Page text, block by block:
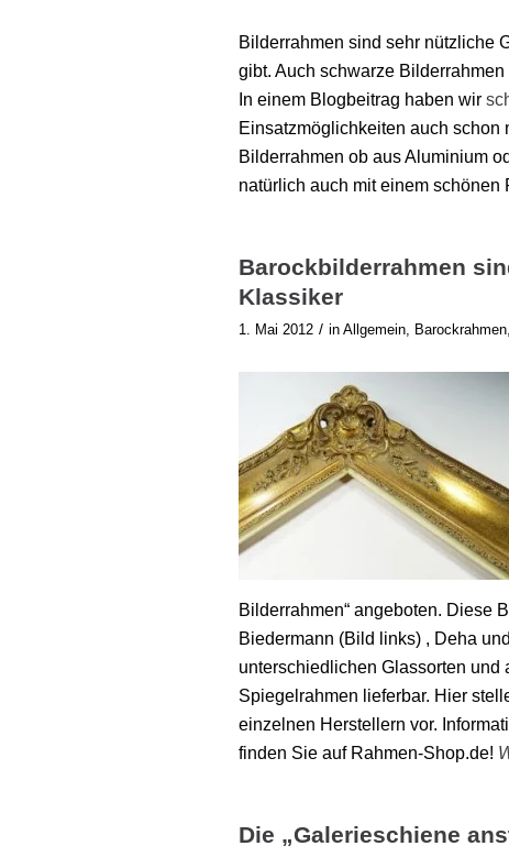
Bilderrahmen sind sehr nützliche
gibt. Auch schwarze
In einem Blogbeitrag haben wir
Einsatzmöglichkeiten auch
Bilderrahmen ob aus Aluminium
natürlich auch mit einem schönen
Barockbilderrahmen
Klassiker
1. Mai 2012 / in Allgemein Barockrahmen
Bilderrahmen“ angeboten. Diese
Biedermann (Bild links) , Deha
unterschiedlichen Glassorten
Spiegelrahmen lieferbar. Hier
einzelnen Herstellern vor.
finden Sie auf Rahmen-Shop.de!
Die „Galerieschiene